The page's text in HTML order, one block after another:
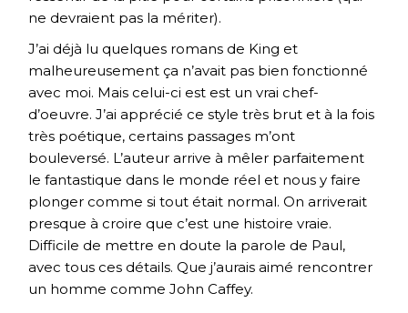
ne devraient pas la mériter).
J’ai déjà lu quelques romans de King et
malheureusement ça n’avait pas bien fonctionné
avec moi. Mais celui-ci est est un vrai chef-
d’oeuvre. J’ai apprécié ce style très brut et à la fois
très poétique, certains passages m’ont
bouleversé. L’auteur arrive à mêler parfaitement
le fantastique dans le monde réel et nous y faire
plonger comme si tout était normal. On arriverait
presque à croire que c’est une histoire vraie.
Difficile de mettre en doute la parole de Paul,
avec tous ces détails. Que j’aurais aimé rencontrer
un homme comme John Caffey.